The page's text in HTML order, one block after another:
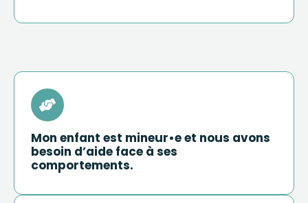
Mon enfant est mineur•e et nous avons
besoin d’aide face à ses
comportements.